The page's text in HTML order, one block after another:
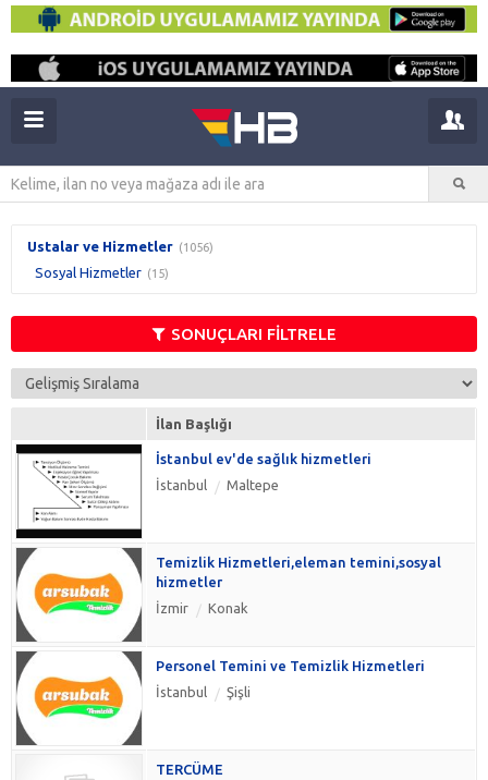
Ustalar ve Hizmetler (1056)
Sosyal Hizmetler (15)
SONUÇLARI FİLTRELE
İlan Başlığı
İstanbul ev'de sağlık hizmetleri
İstanbul
Maltepe
Temizlik Hizmetleri,eleman temini,sosyal
hizmetler
İzmir
Konak
Personel Temini ve Temizlik Hizmetleri
İstanbul
Şişli
TERCÜME